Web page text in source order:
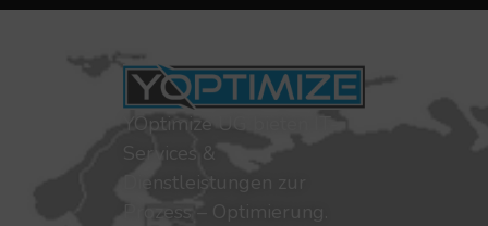
YOptimize UG bieten IT-
Services &
Dienstleistungen zur
Prozess – Optimierung.